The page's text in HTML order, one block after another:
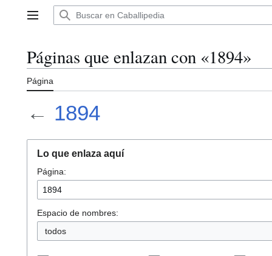
Menú principal
Páginas que enlazan con «1894»
Página
← 1894
Lo que enlaza aquí
Página:
Espacio de nombres:
todos